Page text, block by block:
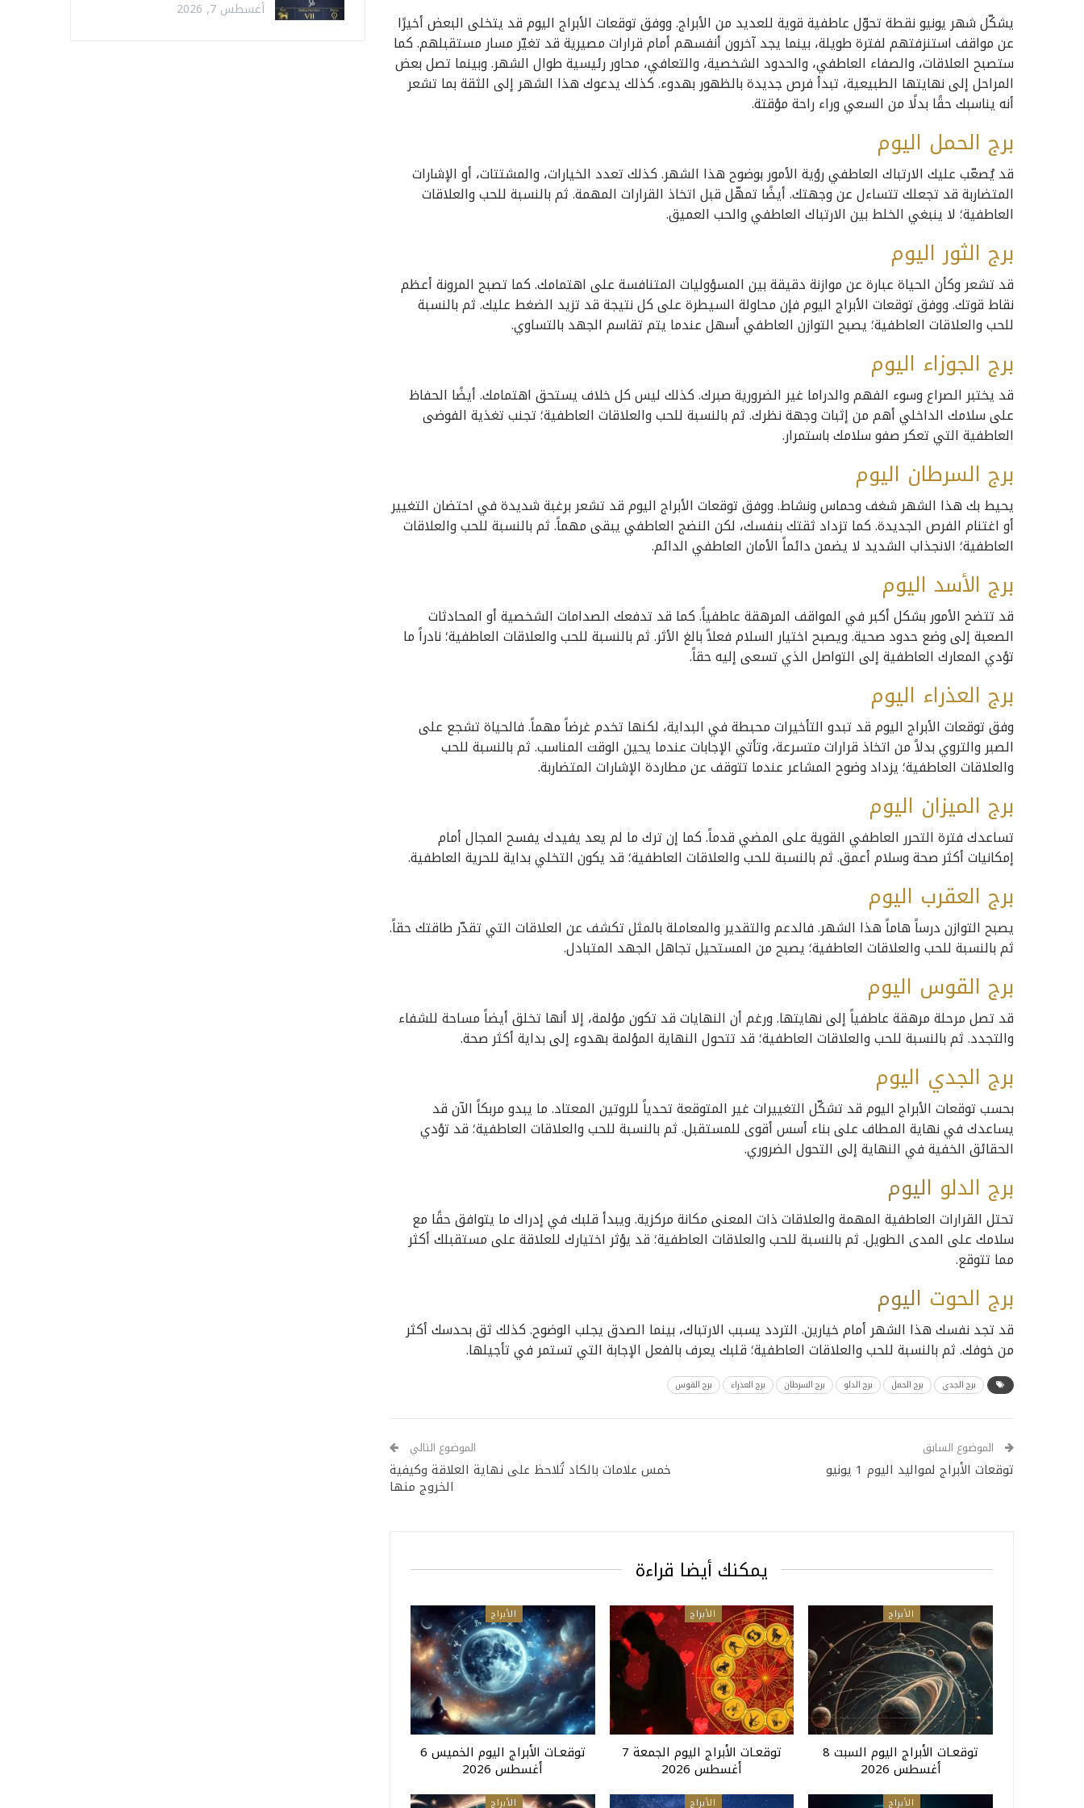
يشكّل شهر يونيو نقطة تحوّل عاطفية قوية للعديد من الأبراج. ووفق توقعات الأبراج اليوم قد يتخلى البعض أخيرًا
عن مواقف استنزفتهم لفترة طويلة، بينما يجد آخرون أنفسهم أمام قرارات مصيرية قد تغيّر مسار مستقبلهم. كما
ستصبح العلاقات، والصفاء العاطفي، والحدود الشخصية، والتعافي، محاور رئيسية طوال الشهر. وبينما تصل بعض
المراحل إلى نهايتها الطبيعية، تبدأ فرص جديدة بالظهور بهدوء. كذلك يدعوك هذا الشهر إلى الثقة بما تشعر
أنه يناسبك حقًا بدلًا من السعي وراء راحة مؤقتة.
برج الحمل اليوم
قد يُصعّب عليك الارتباك العاطفي رؤية الأمور بوضوح هذا الشهر. كذلك تعدد الخيارات، والمشتتات، أو الإشارات
المتضاربة قد تجعلك تتساءل عن وجهتك. أيضًا تمهّل قبل اتخاذ القرارات المهمة. ثم بالنسبة للحب والعلاقات
العاطفية؛ لا ينبغي الخلط بين الارتباك العاطفي والحب العميق.
برج الثور اليوم
قد تشعر وكأن الحياة عبارة عن موازنة دقيقة بين المسؤوليات المتنافسة على اهتمامك. كما تصبح المرونة أعظم
نقاط قوتك. ووفق توقعات الأبراج اليوم فإن محاولة السيطرة على كل نتيجة قد تزيد الضغط عليك. ثم بالنسبة
للحب والعلاقات العاطفية؛ يصبح التوازن العاطفي أسهل عندما يتم تقاسم الجهد بالتساوي.
برج الجوزاء اليوم
قد يختبر الصراع وسوء الفهم والدراما غير الضرورية صبرك. كذلك ليس كل خلاف يستحق اهتمامك. أيضًا الحفاظ
على سلامك الداخلي أهم من إثبات وجهة نظرك. ثم بالنسبة للحب والعلاقات العاطفية؛ تجنب تغذية الفوضى
العاطفية التي تعكر صفو سلامك باستمرار.
برج السرطان اليوم
يحيط بك هذا الشهر شغف وحماس ونشاط. ووفق توقعات الأبراج اليوم قد تشعر برغبة شديدة في احتضان التغيير
أو اغتنام الفرص الجديدة. كما تزداد ثقتك بنفسك، لكن النضج العاطفي يبقى مهماً. ثم بالنسبة للحب والعلاقات
العاطفية؛ الانجذاب الشديد لا يضمن دائماً الأمان العاطفي الدائم.
برج الأسد اليوم
قد تتضح الأمور بشكل أكبر في المواقف المرهقة عاطفياً. كما قد تدفعك الصدامات الشخصية أو المحادثات
الصعبة إلى وضع حدود صحية. ويصبح اختيار السلام فعلاً بالغ الأثر. ثم بالنسبة للحب والعلاقات العاطفية؛ نادراً ما
تؤدي المعارك العاطفية إلى التواصل الذي تسعى إليه حقاً.
برج العذراء اليوم
وفق توقعات الأبراج اليوم قد تبدو التأخيرات محبطة في البداية، لكنها تخدم غرضاً مهماً. فالحياة تشجع على
الصبر والتروي بدلاً من اتخاذ قرارات متسرعة، وتأتي الإجابات عندما يحين الوقت المناسب. ثم بالنسبة للحب
والعلاقات العاطفية؛ يزداد وضوح المشاعر عندما تتوقف عن مطاردة الإشارات المتضاربة.
برج الميزان اليوم
تساعدك فترة التحرر العاطفي القوية على المضي قدماً. كما إن ترك ما لم يعد يفيدك يفسح المجال أمام
إمكانيات أكثر صحة وسلام أعمق. ثم بالنسبة للحب والعلاقات العاطفية؛ قد يكون التخلي بداية للحرية العاطفية.
برج العقرب اليوم
يصبح التوازن درساً هاماً هذا الشهر. فالدعم والتقدير والمعاملة بالمثل تكشف عن العلاقات التي تقدّر طاقتك حقاً.
ثم بالنسبة للحب والعلاقات العاطفية؛ يصبح من المستحيل تجاهل الجهد المتبادل.
برج القوس اليوم
قد تصل مرحلة مرهقة عاطفياً إلى نهايتها. ورغم أن النهايات قد تكون مؤلمة، إلا أنها تخلق أيضاً مساحة للشفاء
والتجدد. ثم بالنسبة للحب والعلاقات العاطفية؛ قد تتحول النهاية المؤلمة بهدوء إلى بداية أكثر صحة.
برج الجدي اليوم
بحسب توقعات الأبراج اليوم قد تشكّل التغييرات غير المتوقعة تحدياً للروتين المعتاد. ما يبدو مربكاً الآن قد
يساعدك في نهاية المطاف على بناء أسس أقوى للمستقبل. ثم بالنسبة للحب والعلاقات العاطفية؛ قد تؤدي
الحقائق الخفية في النهاية إلى التحول الضروري.
برج الدلو اليوم
تحتل القرارات العاطفية المهمة والعلاقات ذات المعنى مكانة مركزية. ويبدأ قلبك في إدراك ما يتوافق حقًا مع
سلامك على المدى الطويل. ثم بالنسبة للحب والعلاقات العاطفية؛ قد يؤثر اختيارك للعلاقة على مستقبلك أكثر
مما تتوقع.
برج الحوت اليوم
قد تجد نفسك هذا الشهر أمام خيارين. التردد يسبب الارتباك، بينما الصدق يجلب الوضوح. كذلك ثق بحدسك أكثر
من خوفك. ثم بالنسبة للحب والعلاقات العاطفية؛ قلبك يعرف بالفعل الإجابة التي تستمر في تأجيلها.
برج الجدي برج الحمل برج الدلو برج السرطان برج العذراء برج القوس
الموضوع السابق
توقعات الأبراج لمواليد اليوم 1 يونيو
الموضوع التالي
خمس علامات بالكاد تُلاحظ على نهاية العلاقة وكيفية
الخروج منها
يمكنك أيضا قراءة
الأبراج
توقعـات الأبراج اليوم السبت 8
أغسطس 2026
الأبراج
توقعـات الأبراج اليوم الجمعة 7
أغسطس 2026
الأبراج
توقعـات الأبراج اليوم الخميس 6
أغسطس 2026
الأبراج الأبراج الأبراج
أغسطس 7, 2026